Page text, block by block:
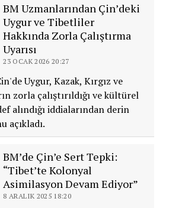
BM Uzmanlarından Çin’deki
Uygur ve Tibetliler
Hakkında Zorla Çalıştırma
Uyarısı
23 OCAK 2026 20:27
Uygur, Kazak, Kırgız ve
zorla çalıştırıldığı ve kültürel
alındığı iddialarından derin
açıkladı.
BM’de Çin’e Sert Tepki:
“Tibet’te Kolonyal
Asimilasyon Devam Ediyor”
8 ARALIK 2025 18:20